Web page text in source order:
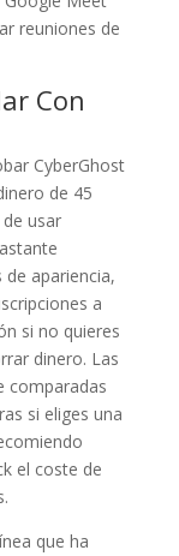
reuniones de
Con
CyberGhost
de 45
usar
apariencia,
a
si no quieres
dinero. Las
comparadas
si eliges una
el coste de
que ha